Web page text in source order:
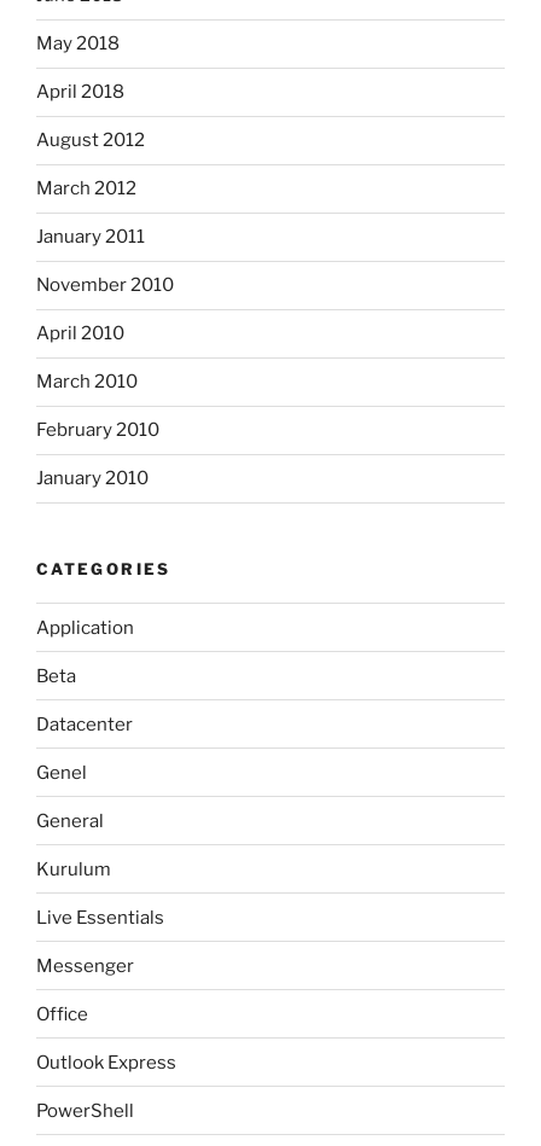
May 2018
April 2018
August 2012
March 2012
January 2011
November 2010
April 2010
March 2010
February 2010
January 2010
CATEGORIES
Application
Beta
Datacenter
Genel
General
Kurulum
Live Essentials
Messenger
Office
Outlook Express
PowerShell